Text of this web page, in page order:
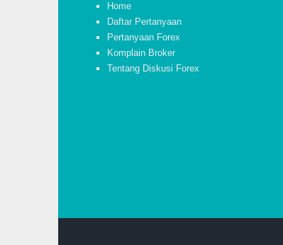
Home
Daftar Pertanyaan
Pertanyaan Forex
Komplain Broker
Tentang Diskusi Forex